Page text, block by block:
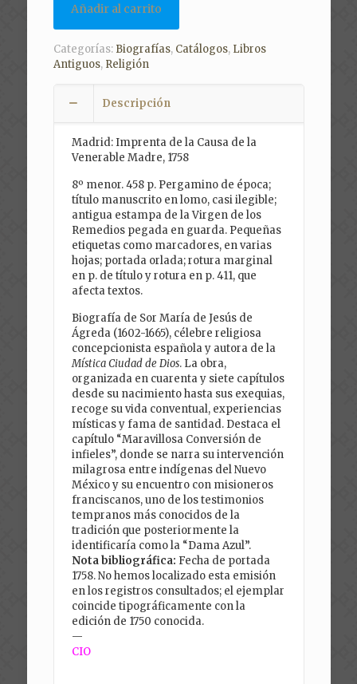
Añadir al carrito
Categorías: Biografías, Catálogos, Libros
Antiguos, Religión
Descripción
Madrid: Imprenta de la Causa de la
Venerable Madre, 1758
8º menor. 458 p. Pergamino de época;
título manuscrito en lomo, casi ilegible;
antigua estampa de la Virgen de los
Remedios pegada en guarda. Pequeñas
etiquetas como marcadores, en varias
hojas; portada orlada; rotura marginal
en p. de título y rotura en p. 411, que
afecta textos.
Biografía de Sor María de Jesús de
Ágreda (1602-1665), célebre religiosa
concepcionista española y autora de la
Mística Ciudad de Dios. La obra,
organizada en cuarenta y siete capítulos
desde su nacimiento hasta sus exequias,
recoge su vida conventual, experiencias
místicas y fama de santidad. Destaca el
capítulo “Maravillosa Conversión de
infieles”, donde se narra su intervención
milagrosa entre indígenas del Nuevo
México y su encuentro con misioneros
franciscanos, uno de los testimonios
tempranos más conocidos de la
tradición que posteriormente la
identificaría como la “Dama Azul”.
Nota bibliográfica: Fecha de portada
1758. No hemos localizado esta emisión
en los registros consultados; el ejemplar
coincide tipográficamente con la
edición de 1750 conocida.
—
CIO